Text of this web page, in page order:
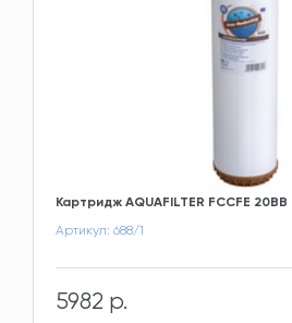
Картридж AQUAFILTER FCCFE
Артикул: 688/1
5982 р.